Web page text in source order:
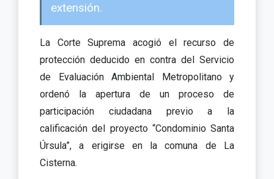
extensión.
La Corte Suprema acogió el recurso de
protección deducido en contra del Servicio
de Evaluación Ambiental Metropolitano y
ordenó la apertura de un proceso de
participación ciudadana previo a la
calificación del proyecto “Condominio Santa
Úrsula”, a erigirse en la comuna de La
Cisterna.